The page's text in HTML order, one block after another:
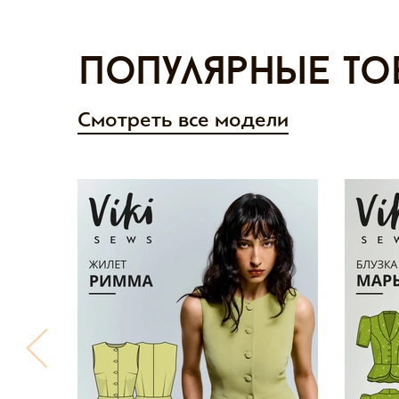
Популярные
Смотреть все модели